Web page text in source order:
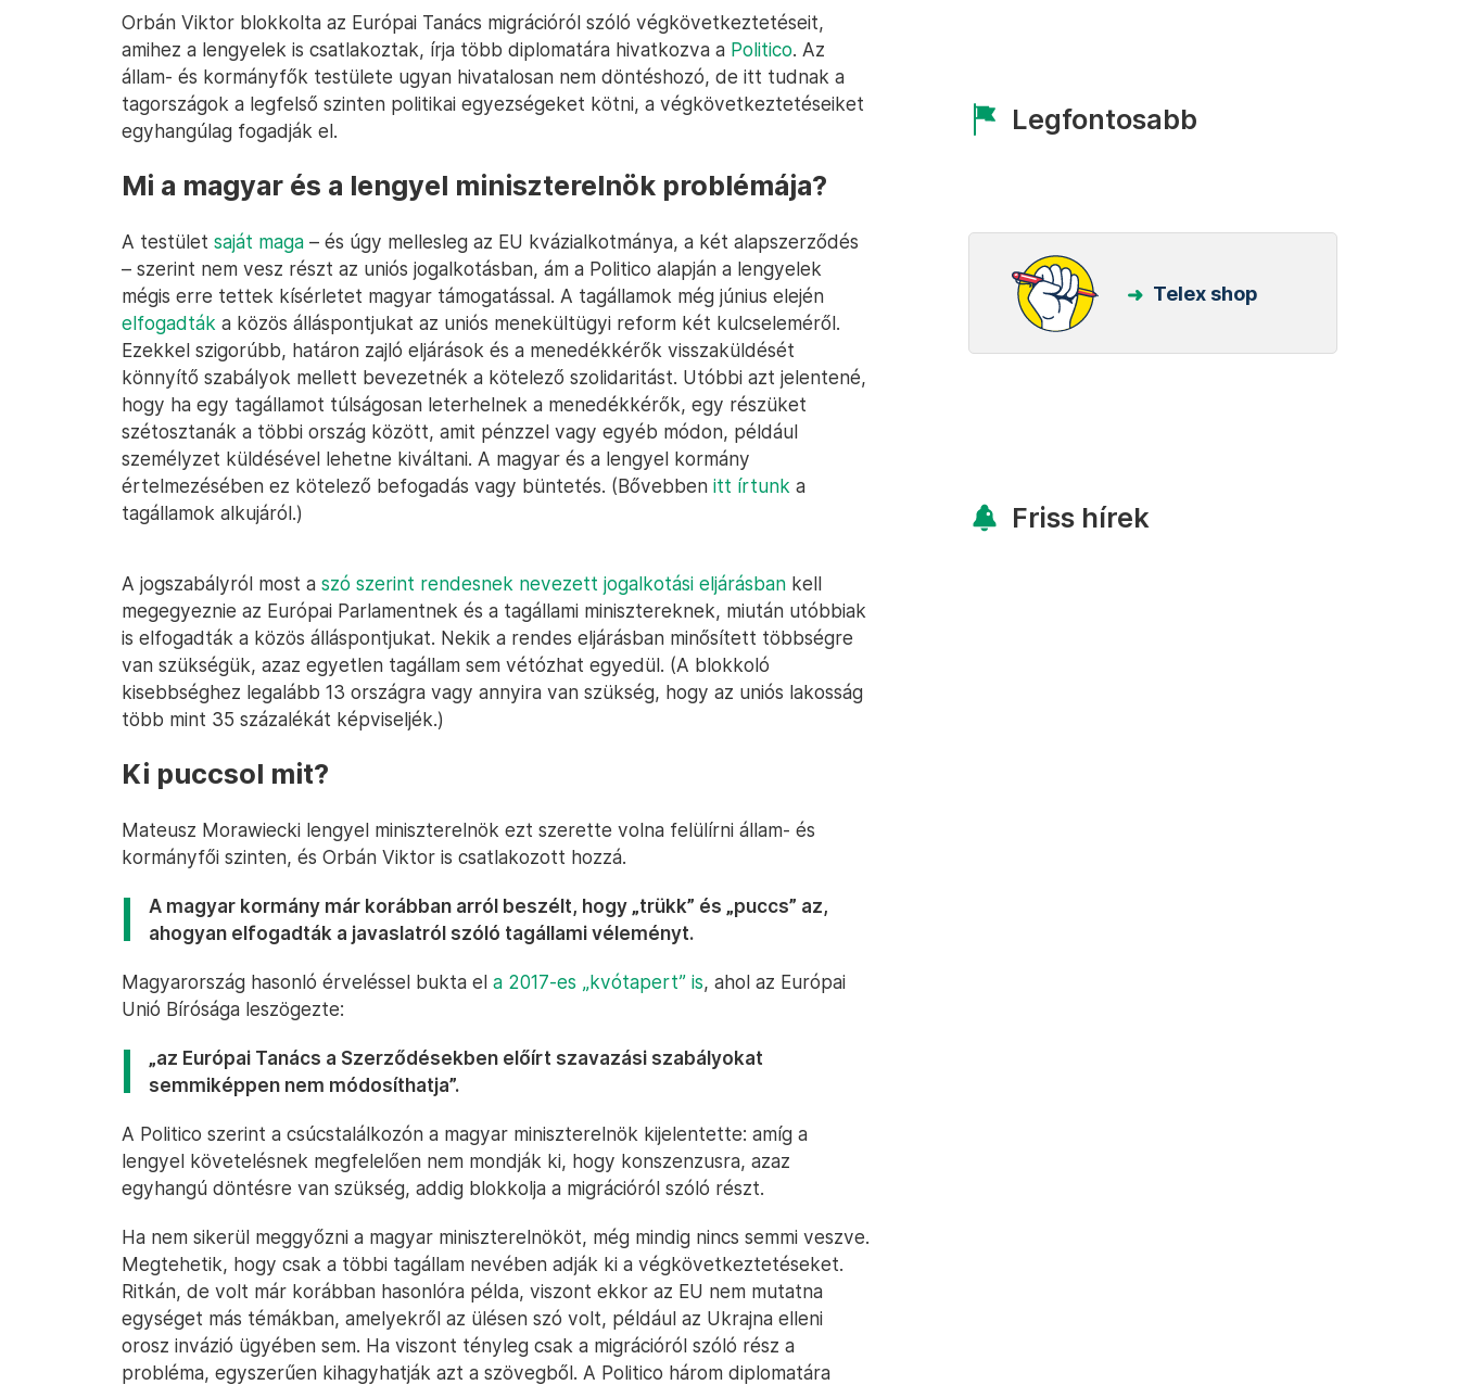
Orbán Viktor blokkolta az Európai Tanács migrációról szóló végkövetkeztetéseit,
amihez a lengyelek is csatlakoztak, írja több diplomatára hivatkozva a Politico. Az
állam- és kormányfők testülete ugyan hivatalosan nem döntéshozó, de itt tudnak a
tagországok a legfelső szinten politikai egyezségeket kötni, a végkövetkeztetéseiket
egyhangúlag fogadják el.
Mi a magyar és a lengyel miniszterelnök problémája?
A testület saját maga – és úgy mellesleg az EU kvázialkotmánya, a két alapszerződés
– szerint nem vesz részt az uniós jogalkotásban, ám a Politico alapján a lengyelek
mégis erre tettek kísérletet magyar támogatással. A tagállamok még június elején
elfogadták a közös álláspontjukat az uniós menekültügyi reform két kulcseleméről.
Ezekkel szigorúbb, határon zajló eljárások és a menedékkérők visszaküldését
könnyítő szabályok mellett bevezetnék a kötelező szolidaritást. Utóbbi azt jelentené,
hogy ha egy tagállamot túlságosan leterhelnek a menedékkérők, egy részüket
szétosztanák a többi ország között, amit pénzzel vagy egyéb módon, például
személyzet küldésével lehetne kiváltani. A magyar és a lengyel kormány
értelmezésében ez kötelező befogadás vagy büntetés. (Bővebben itt írtunk a
tagállamok alkujáról.)
A jogszabályról most a szó szerint rendesnek nevezett jogalkotási eljárásban kell
megegyeznie az Európai Parlamentnek és a tagállami minisztereknek, miután utóbbiak
is elfogadták a közös álláspontjukat. Nekik a rendes eljárásban minősített többségre
van szükségük, azaz egyetlen tagállam sem vétózhat egyedül. (A blokkoló
kisebbséghez legalább 13 országra vagy annyira van szükség, hogy az uniós lakosság
több mint 35 százalékát képviseljék.)
Ki puccsol mit?
Mateusz Morawiecki lengyel miniszterelnök ezt szerette volna felülírni állam- és
kormányfői szinten, és Orbán Viktor is csatlakozott hozzá.
A magyar kormány már korábban arról beszélt, hogy „trükk” és „puccs” az,
ahogyan elfogadták a javaslatról szóló tagállami véleményt.
Magyarország hasonló érveléssel bukta el a 2017-es „kvótapert” is, ahol az Európai
Unió Bírósága leszögezte:
„az Európai Tanács a Szerződésekben előírt szavazási szabályokat
semmiképpen nem módosíthatja”.
A Politico szerint a csúcstalálkozón a magyar miniszterelnök kijelentette: amíg a
lengyel követelésnek megfelelően nem mondják ki, hogy konszenzusra, azaz
egyhangú döntésre van szükség, addig blokkolja a migrációról szóló részt.
Ha nem sikerül meggyőzni a magyar miniszterelnököt, még mindig nincs semmi veszve.
Megtehetik, hogy csak a többi tagállam nevében adják ki a végkövetkeztetéseket.
Ritkán, de volt már korábban hasonlóra példa, viszont ekkor az EU nem mutatna
egységet más témákban, amelyekről az ülésen szó volt, például az Ukrajna elleni
orosz invázió ügyében sem. Ha viszont tényleg csak a migrációról szóló rész a
probléma, egyszerűen kihagyhatják azt a szövegből. A Politico három diplomatára
Legfontosabb
Telex shop
Friss hírek